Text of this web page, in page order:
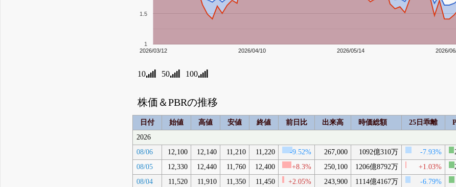
2026/03/12 2026/04/10 2026/05/14 2026/
1
1.5
10 50 100
株価＆PBRの推移
日付 始値 高値 安値 終値 前日比 出来高 時価総額 25日乖離
2026
08/06
12,100 12,140 11,210 11,220 -9.52% 267,000 1092億310万 -7.93%
08/05
12,330 12,440 11,760 12,400 +8.3% 250,100 1206億8792万 +1.03%
08/04
11,520 11,910 11,350 11,450 +2.05% 243,900 1114億4167万 -6.79%